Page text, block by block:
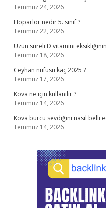
Temmuz 24, 2026
Hoparlör nedir 5. sınıf ?
Temmuz 22, 2026
Uzun süreli D vitamini
Temmuz 18, 2026
Ceyhan nüfusu kaç 2025 ?
Temmuz 17, 2026
Kova ne için kullanılır ?
Temmuz 14, 2026
Kova burcu sevdiğini nasıl belli
Temmuz 14, 2026